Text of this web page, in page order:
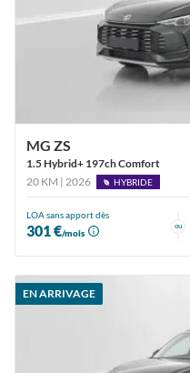
MG ZS
1.5 Hybrid+ 197ch Comfort
20 KM | 2026
HYBRIDE
LOA sans apport dès
301 €/mois
ou
EN ARRIVAGE